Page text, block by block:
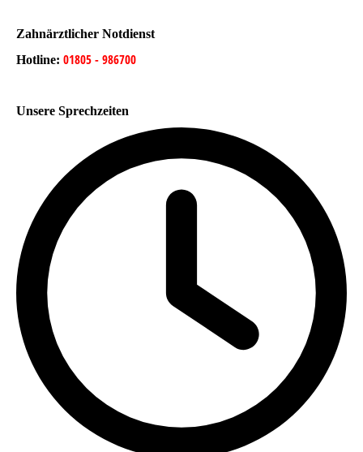
Zahnärztlicher Notdienst
Hotline: 01805 - 986700
Unsere Sprechzeiten